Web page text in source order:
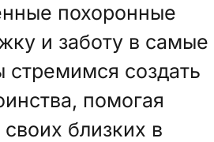
похоронные
и заботу в самые
создать
помогая
близких в